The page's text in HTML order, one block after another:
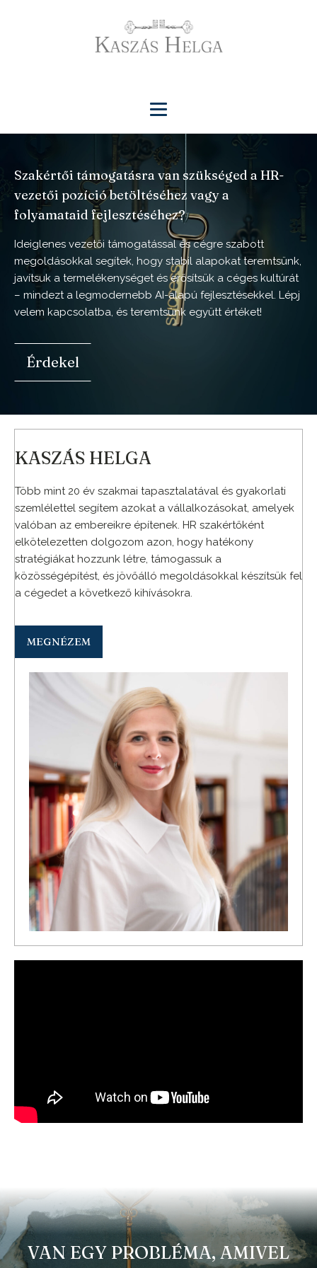
Szakértői támogatásra van szükséged a HR-
vezetői pozíció betöltéséhez vagy a
folyamataid fejlesztéséhez?
Ideiglenes vezetői támogatással és cégre szabott
megoldásokkal segítek, hogy stabil alapokat teremtsünk,
javítsuk a termelékenységet és erősítsük a céges kultúrát
– mindezt a legmodernebb AI-alapú fejlesztésekkel. Lépj
velem kapcsolatba, és teremtsünk együtt értéket!
Érdekel
KASZÁS HELGA
Több mint 20 év szakmai tapasztalatával és gyakorlati
szemlélettel segítem azokat a vállalkozásokat, amelyek
valóban az embereikre építenek. HR szakértőként
elkötelezetten dolgozom azon, hogy hatékony
stratégiákat hozzunk létre, támogassuk a
közösségépítést, és jövőálló megoldásokkal készítsük fel
a cégedet a következő kihívásokra.
MEGNÉZEM
VAN EGY PROBLÉMA, AMIVEL